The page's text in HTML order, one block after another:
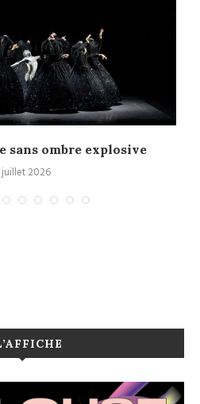
sans ombre explosive
juillet 2026